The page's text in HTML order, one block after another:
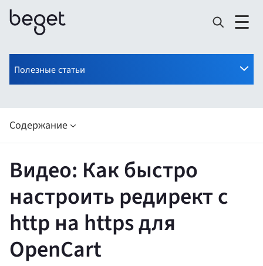
Полезные статьи
Содержание
Видео: Как быстро
настроить редирект с
http на https для
OpenCart